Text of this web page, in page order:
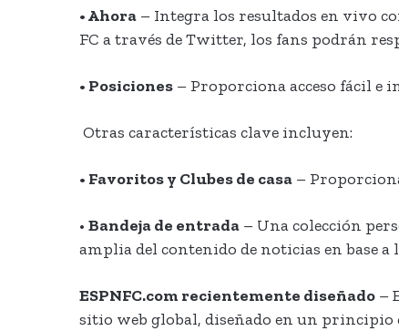
• Ahora – Integra los resultados en vivo
FC a través de Twitter, los fans podrán
• Posiciones – Proporciona acceso fácil e
Otras características clave incluyen:
• Favoritos y Clubes de casa –
• Bandeja de entrada – Una colección
amplia del contenido de noticias en base a
ESPNFC.com recientemente diseñado –
sitio web global, diseñado en un principio